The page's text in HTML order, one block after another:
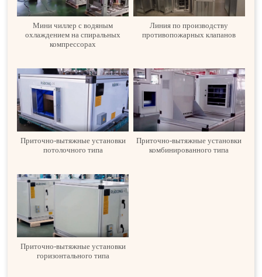
Мини чиллер с водяным
охлаждением на спиральных
компрессорах
Линия по производству
противопожарных клапанов
Приточно-вытяжные установки
потолочного типа
Приточно-вытяжные установки
комбинированного типа
Приточно-вытяжные установки
горизонтального типа